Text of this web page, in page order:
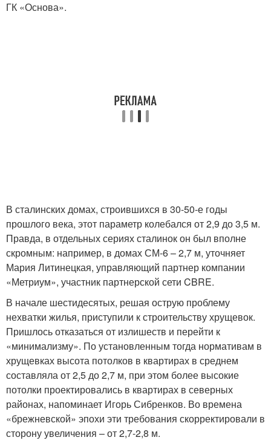
ГК «Основа».
В сталинских домах, строившихся в 30-50-е годы
прошлого века, этот параметр колебался от 2,9 до 3,5 м.
Правда, в отдельных сериях сталинок он был вполне
скромным: например, в домах СМ-6 – 2,7 м, уточняет
Мария Литинецкая, управляющий партнер компании
«Метриум», участник партнерской сети CBRE.
В начале шестидесятых, решая острую проблему
нехватки жилья, приступили к строительству хрущевок.
Пришлось отказаться от излишеств и перейти к
«минимализму». По установленным тогда нормативам в
хрущевках высота потолков в квартирах в среднем
составляла от 2,5 до 2,7 м, при этом более высокие
потолки проектировались в квартирах в северных
районах, напоминает Игорь Сибренков. Во времена
«брежневской» эпохи эти требования скорректировали в
сторону увеличения – от 2,7-2,8 м.